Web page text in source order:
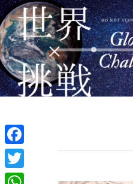
Facebook
Twitter
ホーム